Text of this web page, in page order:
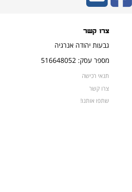
צרו קשר
גבעות יהודה אנרגיה
מספר עסק: 516648052
תנאי רכישה
צרו קשר
שתפו אותנו!